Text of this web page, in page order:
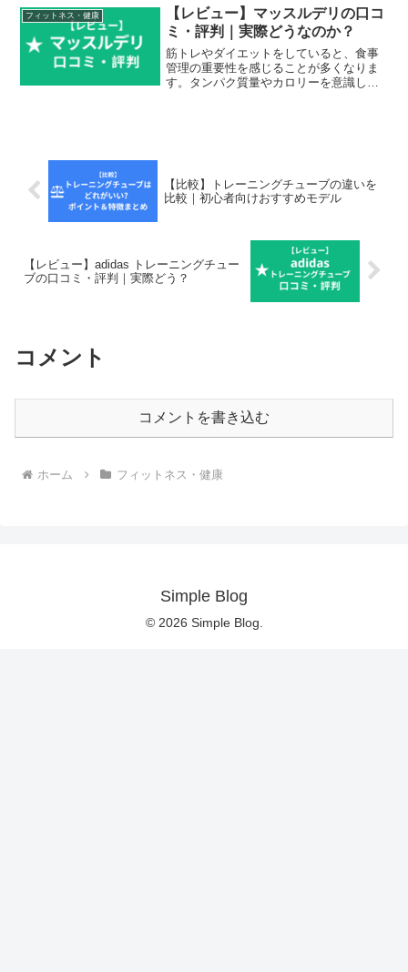
感を高める目的でベルトを検討する人が
増えます。ただ、トレーニ...
フィットネス・健康
【レビュー】マッスルデリの口コ
ミ・評判｜実際どうなのか？
筋トレやダイエットをしていると、食事
管理の重要性を感じることが多くなりま
す。タンパク質量やカロリーを意識した
【比較】トレーニングチューブの違いを
比較｜初心者向けおすすめモデル
【レビュー】adidas トレーニングチュー
ブの口コミ・評判｜実際どう？
コメント
コメントを書き込む
ホーム フィットネス・健康
Simple Blog
© 2026 Simple Blog.